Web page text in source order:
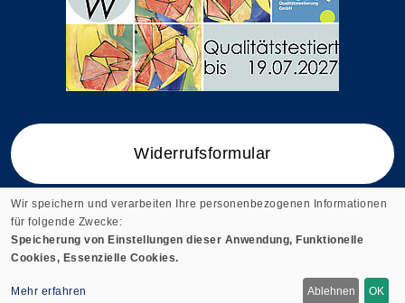
Widerrufsformular
Cookie-Einstellungen
Wir speichern und verarbeiten Ihre personenbezogenen Informationen
für folgende Zwecke:
Speicherung von Einstellungen dieser Anwendung, Funktionelle
Cookies, Essenzielle Cookies.
Mehr erfahren Ablehnen OK